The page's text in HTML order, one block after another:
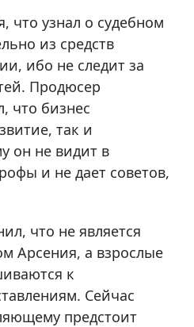
что узнал о судебном
из средств
ибо не следит за
Продюсер
что бизнес
так и
он не видит в
и не дает советов,
что не является
Арсения, а взрослые
к
Сейчас
предстоит